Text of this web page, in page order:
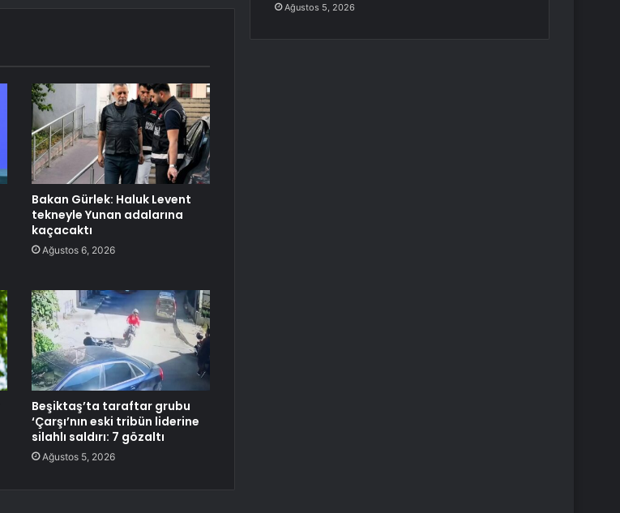
Bakan Gürlek: Haluk Levent
tekneyle Yunan adalarına
kaçacaktı
Ağustos 6, 2026
Beşiktaş’ta taraftar grubu
‘Çarşı’nın eski tribün liderine
silahlı saldırı: 7 gözaltı
Ağustos 5, 2026
Ağustos 5, 2026